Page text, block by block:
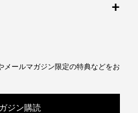
メールマガジン限定の特典などをお
ジン購読